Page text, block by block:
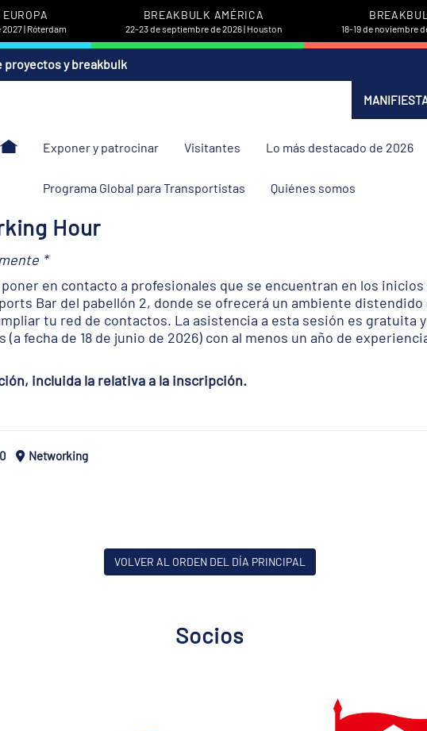
2027 | Róterdam
BREAKBULK AMÉRICA
22-23 de septiembre de 2026 | Houston 18-19 de noviembre
proyectos y breakbulk
Exponer y patrocinar Visitantes Lo más destacado de 2026
Programa Global para Transportistas Quiénes somos
Hour
*
en contacto a profesionales que se encuentran en los
Bar del pabellón 2, donde se ofrecerá un ambiente
tu red de contactos. La asistencia a esta sesión es gratuita
(a fecha de 18 de junio de 2026) con al menos un año de
incluida la relativa a la inscripción.
Networking
VOLVER AL ORDEN DEL DÍA PRINCIPAL
Socios